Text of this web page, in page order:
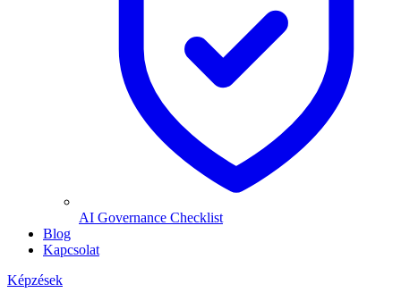
AI Governance Checklist
Blog
Kapcsolat
Képzések